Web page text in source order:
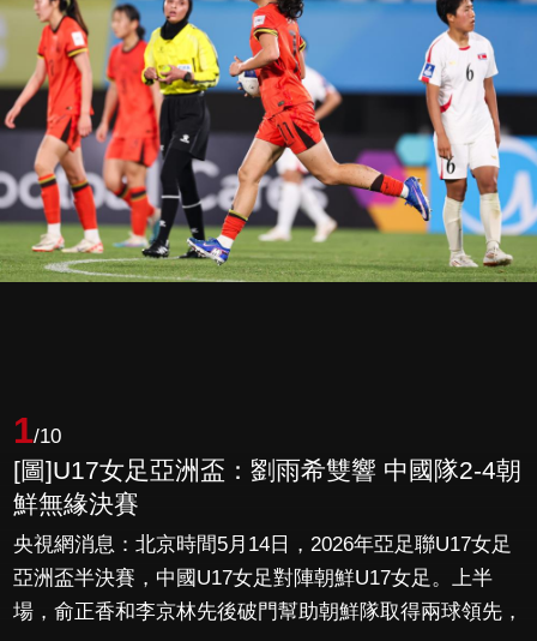
1/10
[圖]U17女足亞洲盃：劉雨希雙響 中國隊2-4朝
鮮無緣決賽
央視網消息：北京時間5月14日，2026年亞足聯U17女足
亞洲盃半決賽，中國U17女足對陣朝鮮U17女足。上半
場，俞正香和李京林先後破門幫助朝鮮隊取得兩球領先，